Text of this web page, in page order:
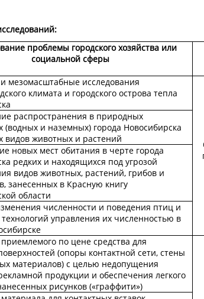
проблемы городского хозяйства или
социальной сферы
мезомасштабные исследования
климата и городского острова тепла
распространения в природных
(водных и наземных) города Новосибирска
видов животных и растений
новых мест обитания в черте города
редких и находящихся под угрозой
видов животных, растений, грибов и
занесенных в Красную книгу
области
численности и поведения птиц и
технологий управления их численностью в
приемлемого по цене средства для
(опоры контактной сети, стены
материалов) с целью недопущения
продукции и обеспечения легкого
рисунков («граффити»)